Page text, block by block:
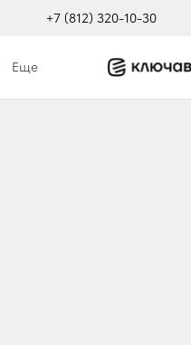
+7 (812) 320-10-30
Еще